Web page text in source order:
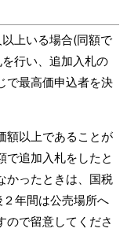
上いる場合(同額で
行い、追加入札の
で最高価申込者を決
額以上であることが
で追加入札をしたと
かったときは、国税
年間は公売場所へ
ので留意してくださ